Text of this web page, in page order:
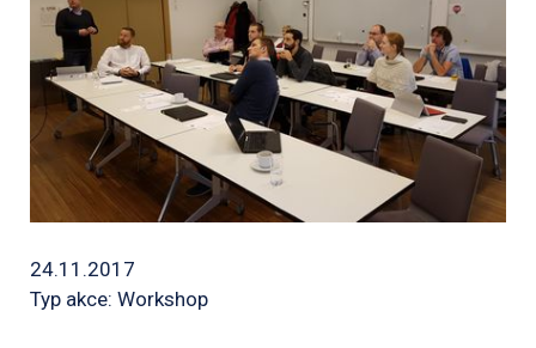
24.11.2017
Typ akce: Workshop